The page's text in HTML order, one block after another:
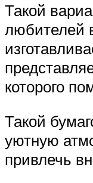
Такой
любителей
которого
Такой
уютную
привлечь